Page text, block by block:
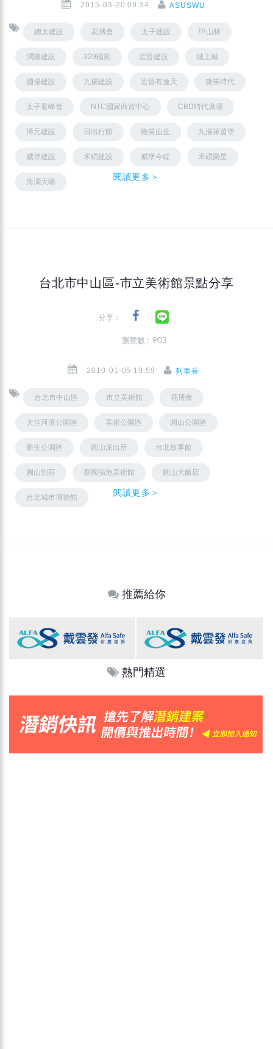
2015-03-20 09:34 ASUSWU
總太建設 花博會 太子建設 甲山林
潤隆建設 329檔期 宏普建設 城上城
國揚建設 九揚建設 宏普有逸天 微笑時代
太子君峰會 NTC國家商貿中心 CBD時代廣場
博元建設 日出行館 微笑山丘 九揚萊茵堡
威堡建設 禾碩建設 威堡今綻 禾碩榮星
海濶天晴 閱讀更多＞
台北市中山區-市立美術館景點分享
分享：
瀏覽數 : 903
2010-01-05 19:59 列車長
台北市中山區 市立美術館 花博會
大佳河濱公園區 美術公園區 圓山公園區
新生公園區 圓山派出所 台北故事館
圓山別莊 蔡國強泡美術館 圓山大飯店
台北城市博物館 閱讀更多＞
推薦給你
熱門精選